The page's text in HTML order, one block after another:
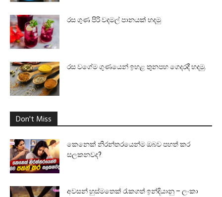
රස ගුණ පිරි වදමල් පානයක් හදමු
රස වගේම ගුණයෙන් ඉහළ තුනපහ ගෙදරදී හදමු.
Don't Miss
කෙනෙක් නිරන්තරයෙන්ම ඔබව පහත් කර
සලකනවද?
අවසන් හුස්මතෙක් රැකගත් ඉන්දියානු – ලංකා